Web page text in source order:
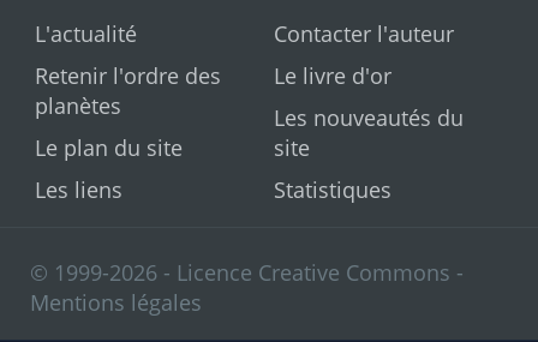
L'actualité
Retenir l'ordre des
planètes
Le plan du site
Les liens
Contacter l'auteur
Le livre d'or
Les nouveautés du
site
Statistiques
© 1999-2026 - Licence Creative Commons -
Mentions légales